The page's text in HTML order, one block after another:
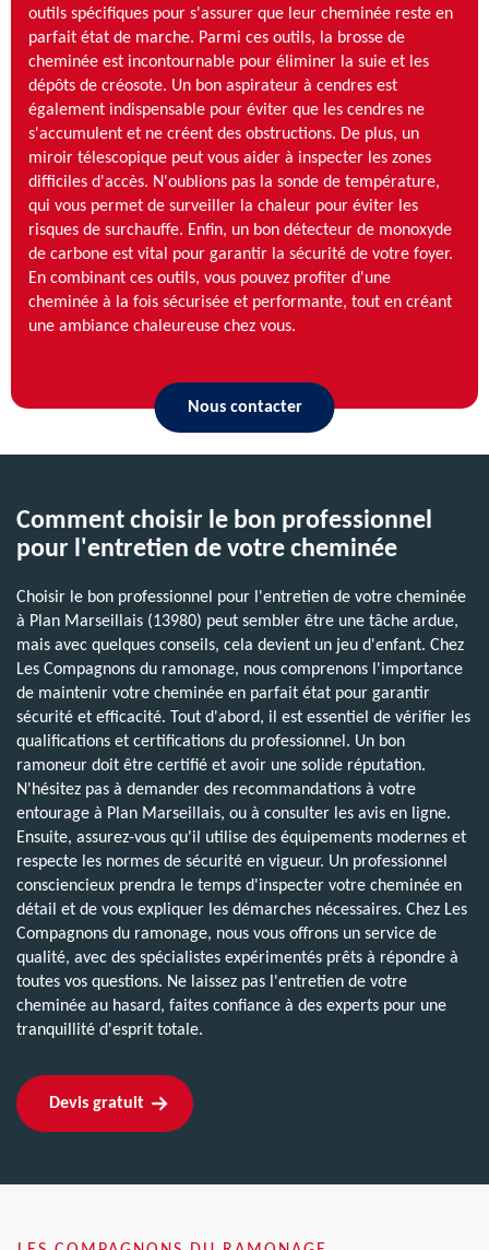
outils spécifiques pour s'assurer que leur cheminée reste en
parfait état de marche. Parmi ces outils, la brosse de
cheminée est incontournable pour éliminer la suie et les
dépôts de créosote. Un bon aspirateur à cendres est
également indispensable pour éviter que les cendres ne
s'accumulent et ne créent des obstructions. De plus, un
miroir télescopique peut vous aider à inspecter les zones
difficiles d'accès. N'oublions pas la sonde de température,
qui vous permet de surveiller la chaleur pour éviter les
risques de surchauffe. Enfin, un bon détecteur de monoxyde
de carbone est vital pour garantir la sécurité de votre foyer.
En combinant ces outils, vous pouvez profiter d'une
cheminée à la fois sécurisée et performante, tout en créant
une ambiance chaleureuse chez vous.
Nous contacter
Comment choisir le bon professionnel
pour l'entretien de votre cheminée
Choisir le bon professionnel pour l'entretien de votre cheminée
à Plan Marseillais (13980) peut sembler être une tâche ardue,
mais avec quelques conseils, cela devient un jeu d'enfant. Chez
Les Compagnons du ramonage, nous comprenons l'importance
de maintenir votre cheminée en parfait état pour garantir
sécurité et efficacité. Tout d'abord, il est essentiel de vérifier les
qualifications et certifications du professionnel. Un bon
ramoneur doit être certifié et avoir une solide réputation.
N'hésitez pas à demander des recommandations à votre
entourage à Plan Marseillais, ou à consulter les avis en ligne.
Ensuite, assurez-vous qu'il utilise des équipements modernes et
respecte les normes de sécurité en vigueur. Un professionnel
consciencieux prendra le temps d'inspecter votre cheminée en
détail et de vous expliquer les démarches nécessaires. Chez Les
Compagnons du ramonage, nous vous offrons un service de
qualité, avec des spécialistes expérimentés prêts à répondre à
toutes vos questions. Ne laissez pas l'entretien de votre
cheminée au hasard, faites confiance à des experts pour une
tranquillité d'esprit totale.
Devis gratuit